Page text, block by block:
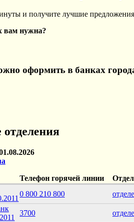
и получите лучшие
вам нужна?
оформить в банках
Телефон горячей линии
0 800 210 800
3700